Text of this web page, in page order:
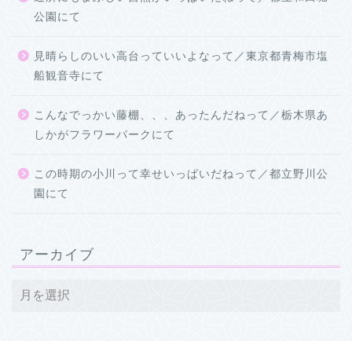
公園にて
見晴らしのいい高台っていいよなって／東京都青梅市塩
船観音寺にて
こんなでっかい藤棚、、、あったんだねって／栃木県あ
しかがフラワーパークにて
この時期の小川って幸せいっぱいだねって／都立野川公
園にて
アーカイブ